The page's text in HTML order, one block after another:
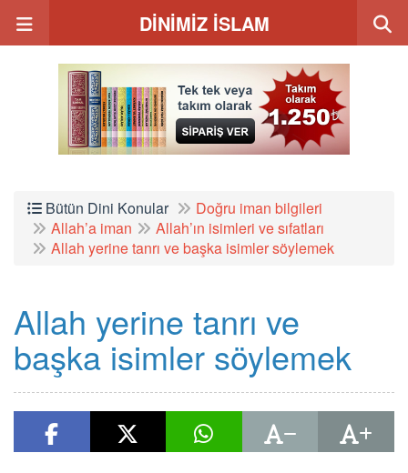
DİNİMİZ İSLAM
Bütün Dini Konular
Doğru iman bilgileri
Allah’a iman
Allah’ın isimleri ve sıfatları
Allah yerine tanrı ve başka isimler söylemek
Allah yerine tanrı ve
başka isimler söylemek